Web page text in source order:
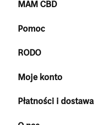
MAM CBD
Pomoc
RODO
Moje konto
Płatności i dostawa